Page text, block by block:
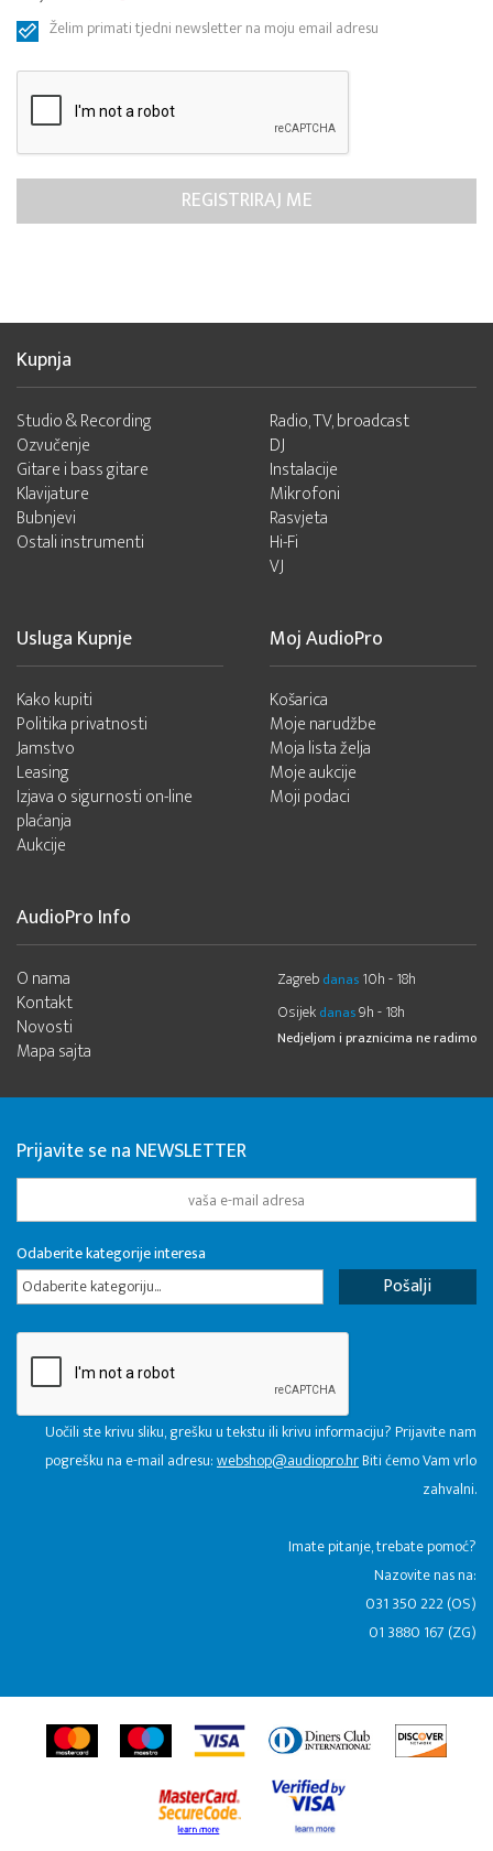
Želim primati tjedni newsletter na moju email adresu
Kupnja
Studio & Recording
Ozvučenje
Gitare i bass gitare
Klavijature
Bubnjevi
Ostali instrumenti
Radio, TV, broadcast
DJ
Instalacije
Mikrofoni
Rasvjeta
Hi-Fi
VJ
Usluga Kupnje
Kako kupiti
Politika privatnosti
Jamstvo
Leasing
Izjava o sigurnosti on-line
plaćanja
Aukcije
Moj AudioPro
Košarica
Moje narudžbe
Moja lista želja
Moje aukcije
Moji podaci
AudioPro Info
O nama
Kontakt
Novosti
Mapa sajta
Zagreb danas 10h - 18h
Osijek danas9h - 18h
Nedjeljom i praznicima ne radimo
Prijavite se na NEWSLETTER
Odaberite kategorije interesa
Odaberite kategoriju...
Uočili ste krivu sliku, grešku u tekstu ili krivu informaciju? Prijavite nam
pogrešku na e-mail adresu:webshop@audiopro.hrBiti ćemo Vam vrlo
zahvalni.
​Imate pitanje, trebate pomoć?
Nazovite nas na:
031 350 222 (OS)
01 3880 167 (ZG)